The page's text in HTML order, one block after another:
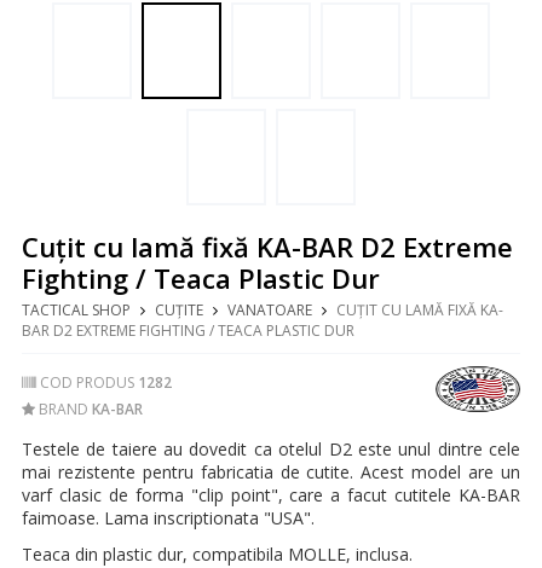
Cuțit cu lamă fixă KA-BAR D2 Extreme
Fighting / Teaca Plastic Dur
TACTICAL SHOP CUȚITE VANATOARE
CUȚIT CU LAMĂ FIXĂ KA-
BAR D2 EXTREME FIGHTING / TEACA PLASTIC DUR
COD PRODUS 1282
BRAND KA-BAR
Testele de taiere au dovedit ca otelul D2 este unul dintre cele
mai rezistente pentru fabricatia de cutite. Acest model are un
varf clasic de forma "clip point", care a facut cutitele KA-BAR
faimoase. Lama inscriptionata "USA".
Teaca din plastic dur, compatibila MOLLE, inclusa.